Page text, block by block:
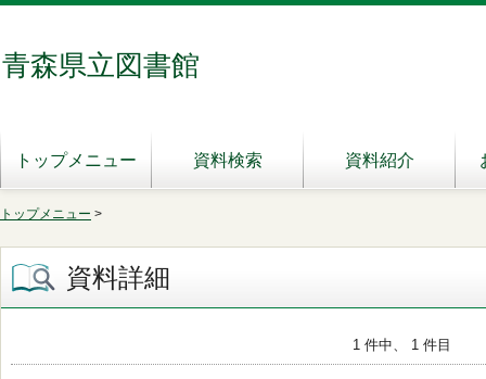
青森県立図書館
トップメニュー 資料検索 資料紹介
トップメニュー >
資料詳細
1 件中、 1 件目